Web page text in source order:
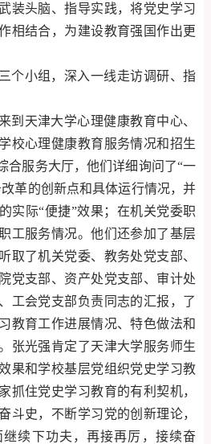
装头脑、指导实践，将党史学习
相结合，为建设教育强国作出更
个小组，深入一线走访调研、指
到天津大学心理健康教育中心、
校心理健康教育服务情况和招生
合服务大厅，他们详细询问了“一
革的创新点和具体运行情况，并
实际“便捷”效果；在机关党委职
工服务情况。他们还参加了基层
取了机关党委、教务处党支部、
党支部、资产处党支部、审计处
工会党支部负责同志的汇报，了
教育工作进展情况、特色做法和
张光强肯定了天津大学服务师生
果和学校基层党组织党史学习教
抓住党史学习教育的有利契机，
斗史，不断学习党的创新理论，
续下功夫，再接再厉，接续奋